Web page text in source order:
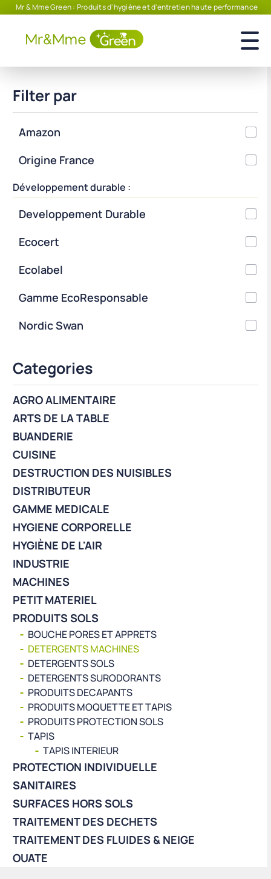
Produits écoresponsables – Agissez pour la planète avec nous !
Filter par
Amazon
Origine France
Développement durable :
Developpement Durable
Ecocert
Ecolabel
Gamme EcoResponsable
Nordic Swan
Categories
AGRO ALIMENTAIRE
ARTS DE LA TABLE
BUANDERIE
CUISINE
DESTRUCTION DES NUISIBLES
DISTRIBUTEUR
GAMME MEDICALE
HYGIENE CORPORELLE
HYGIÈNE DE L'AIR
INDUSTRIE
MACHINES
PETIT MATERIEL
PRODUITS SOLS
BOUCHE PORES ET APPRETS
DETERGENTS MACHINES
DETERGENTS SOLS
DETERGENTS SURODORANTS
PRODUITS DECAPANTS
PRODUITS MOQUETTE ET TAPIS
PRODUITS PROTECTION SOLS
TAPIS
TAPIS INTERIEUR
PROTECTION INDIVIDUELLE
SANITAIRES
SURFACES HORS SOLS
TRAITEMENT DES DECHETS
TRAITEMENT DES FLUIDES & NEIGE
OUATE